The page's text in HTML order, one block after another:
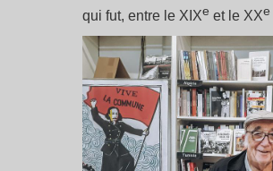
qui fut, entre le XIXe et le XXe